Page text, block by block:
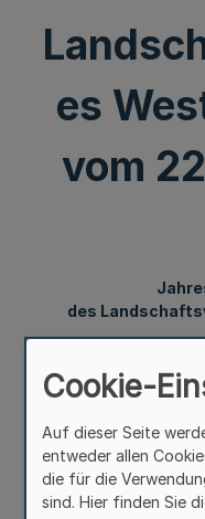
es
vom
des
Der Beschluss der
Lippe vom 24.
Cookie-
Auf dieser Seite
entweder allen
die für die
sind. Hier finden Sie